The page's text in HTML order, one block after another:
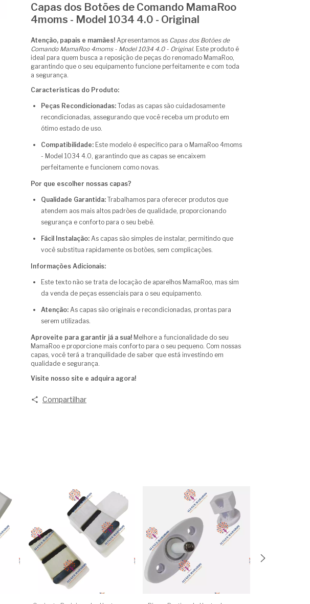
Capas dos Botões de Comando MamaRoo
4moms - Model 1034 4.0 - Original
Atenção, papais e mamães! Apresentamos as Capas dos Botões de
Comando MamaRoo 4moms - Model 1034 4.0 - Original. Este produto é
ideal para quem busca a reposição de peças do renomado MamaRoo,
garantindo que o seu equipamento funcione perfeitamente e com toda
a segurança.
Características do Produto:
Peças Recondicionadas: Todas as capas são cuidadosamente
recondicionadas, assegurando que você receba um produto em
ótimo estado de uso.
Compatibilidade: Este modelo é específico para o MamaRoo 4moms
- Model 1034 4.0, garantindo que as capas se encaixem
perfeitamente e funcionem como novas.
Por que escolher nossas capas?
Qualidade Garantida: Trabalhamos para oferecer produtos que
atendem aos mais altos padrões de qualidade, proporcionando
segurança e conforto para o seu bebê.
Fácil Instalação: As capas são simples de instalar, permitindo que
você substitua rapidamente os botões, sem complicações.
Informações Adicionais:
Este texto não se trata de locação de aparelhos MamaRoo, mas sim
da venda de peças essenciais para o seu equipamento.
Atenção: As capas são originais e recondicionadas, prontas para
serem utilizadas.
Aproveite para garantir já a sua! Melhore a funcionalidade do seu
MamaRoo e proporcione mais conforto para o seu pequeno. Com nossas
capas, você terá a tranquilidade de saber que está investindo em
qualidade e segurança.
Visite nosso site e adquira agora!
Compartilhar